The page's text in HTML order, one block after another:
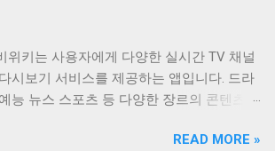
위키는 사용자에게 다양한 실시간 TV 채널
시보기 서비스를 제공하는 앱입니다. 드라
능 뉴스 스포츠 등 다양한 장르의 콘텐츠를
인터페이스를 통해 편리한 시청 환경을 제
READ MORE »